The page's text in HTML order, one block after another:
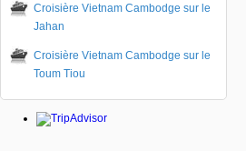
Croisière Vietnam Cambodge sur le
Jahan
Croisière Vietnam Cambodge sur le
Toum Tiou